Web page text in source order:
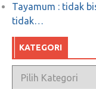
Tayamum : tidak
tidak…
KATEGORI
Kategori